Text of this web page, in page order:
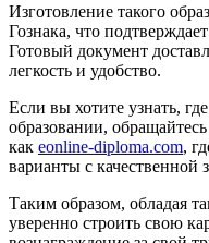
Изготовление такого
Гознака, что
Готовый документ
легкость и удобство.
Если вы хотите узнать,
образовании,
как eonline-diploma.com,
варианты с качественной
Таким образом, обладая
уверенно строить свою